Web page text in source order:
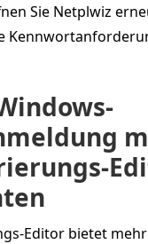
Sie Netplwiz
Editor bietet